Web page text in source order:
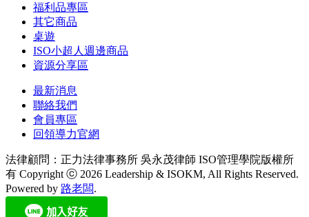
福利品專區
其它商品
桌遊
ISO小超人週邊商品
資源分享區
最新消息
聯絡我們
會員專區
回領導力官網
法律顧問：正力法律事務所 吳永茂律師 ISO管理學院版權所
有 Copyright ⓒ 2026 Leadership & ISOKM, All Rights Reserved.
Powered by 路老闆.